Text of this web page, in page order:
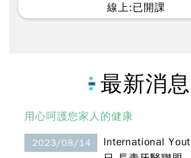
線上:已開課
最新消息
用心呵護您家人的健康
2023/08/14
International